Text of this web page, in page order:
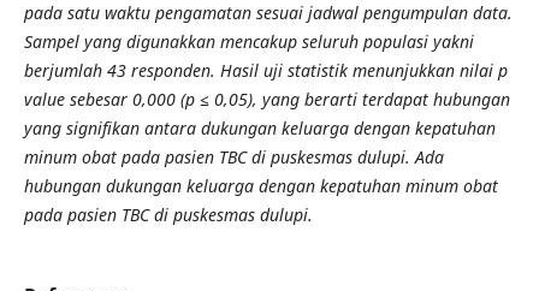
pada satu waktu pengamatan sesuai jadwal pengumpulan data.
Sampel yang digunakkan mencakup seluruh populasi yakni
berjumlah 43 responden. Hasil uji statistik menunjukkan nilai p
value sebesar 0,000 (p ≤ 0,05), yang berarti terdapat hubungan
yang signifikan antara dukungan keluarga dengan kepatuhan
minum obat pada pasien TBC di puskesmas dulupi. Ada
hubungan dukungan keluarga dengan kepatuhan minum obat
pada pasien TBC di puskesmas dulupi.